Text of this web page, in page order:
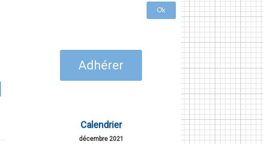
Ok
Adhérer
Calendrier
décembre 2021